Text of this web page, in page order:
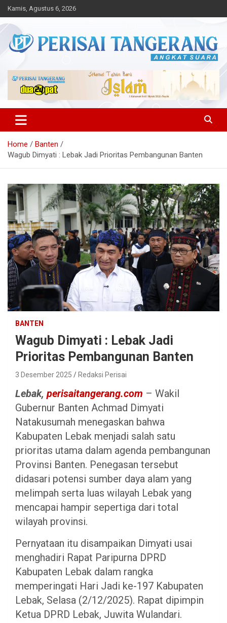
Skip
to
content
Kamis, Agustus 6, 2026
Perisai Tangerang – Angkat
Suara
Home
Banten
Wagub Dimyati : Lebak Jadi Prioritas Pembangunan Banten
BANTEN
Wagub Dimyati : Lebak Jadi
Prioritas Pembangunan Banten
3 Desember 2025 Redaksi Perisai
Lebak, perisaitangerang.com – Wakil
Gubernur Banten Achmad Dimyati
Natakusumah menegaskan bahwa
Kabupaten Lebak menjadi salah satu
prioritas utama dalam agenda pembangunan
Provinsi Banten. Penegasan tersebut
didasari potensi sumber daya alam yang
melimpah serta luas wilayah Lebak yang
mencapai hampir sepertiga dari total
wilayah provinsi.
Pernyataan itu disampaikan Dimyati usai
menghadiri Rapat Paripurna DPRD
Kabupaten Lebak dalam rangka
memperingati Hari Jadi ke-197 Kabupaten
Lebak, Selasa (2/12/2025). Rapat dipimpin
Ketua DPRD Lebak, Juwita Wulandari.